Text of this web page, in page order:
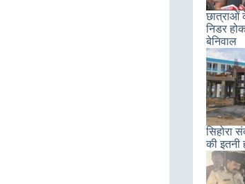
छात्राओं
निडर
बेनिवाल
सिहोरा
की इतनी